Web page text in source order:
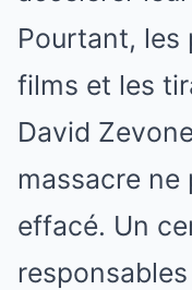
Pourtant, les
films et les
David
massacre
effacé. Un